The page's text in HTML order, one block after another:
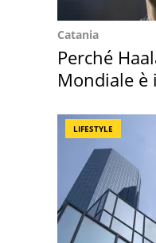
Catania
Perché
Mondiale è
LIFESTYLE